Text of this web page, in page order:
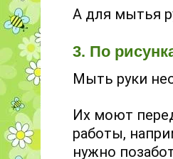
А для мытья
3. По
Мыть руки
Их моют
работы,
нужно